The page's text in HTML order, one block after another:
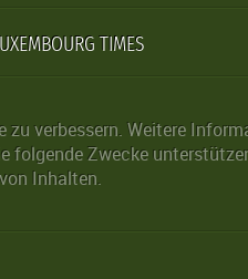
TIMES
verbessern. Weitere
folgende Zwecke
Inhalten.